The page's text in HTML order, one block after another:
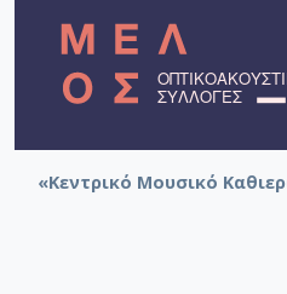
«Κεντρικό Μουσικό